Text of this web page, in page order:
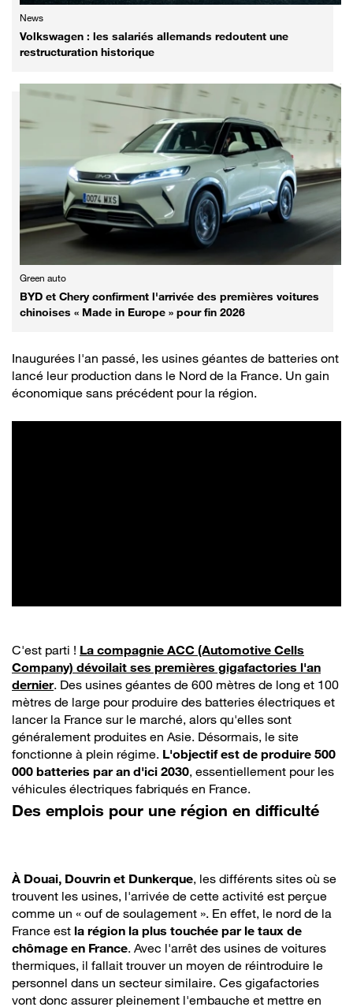
News
Volkswagen : les salariés allemands redoutent une
restructuration historique
Green auto
BYD et Chery confirment l'arrivée des premières voitures
chinoises « Made in Europe » pour fin 2026
Inaugurées l'an passé, les usines géantes de batteries ont
lancé leur production dans le Nord de la France. Un gain
économique sans précédent pour la région.
C'est parti ! La compagnie ACC (Automotive Cells
Company) dévoilait ses premières gigafactories l'an
dernier. Des usines géantes de 600 mètres de long et 100
mètres de large pour produire des batteries électriques et
lancer la France sur le marché, alors qu'elles sont
généralement produites en Asie. Désormais, le site
fonctionne à plein régime. L'objectif est de produire 500
000 batteries par an d'ici 2030, essentiellement pour les
véhicules électriques fabriqués en France.
Des emplois pour une région en difficulté
À Douai, Douvrin et Dunkerque, les différents sites où se
trouvent les usines, l'arrivée de cette activité est perçue
comme un « ouf de soulagement ». En effet, le nord de la
France est la région la plus touchée par le taux de
chômage en France. Avec l'arrêt des usines de voitures
thermiques, il fallait trouver un moyen de réintroduire le
personnel dans un secteur similaire. Ces gigafactories
vont donc assurer pleinement l'embauche et mettre en